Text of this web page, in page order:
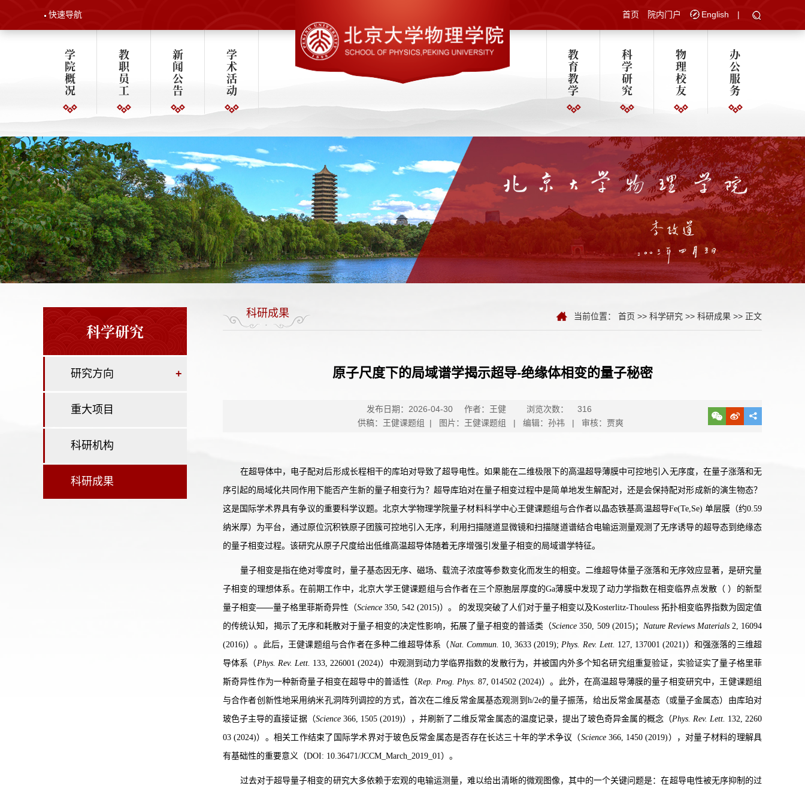
快速导航 首页 院内门户 English |
学
院
概
况
教
职
员
工
新
闻
公
告
学
术
活
动
教
育
教
学
科
学
研
究
物
理
校
友
办
公
服
务
科学研究
研究方向 +
重大项目
科研机构
科研成果
科研成果 当前位置： 首页 >> 科学研究 >> 科研成果 >> 正文
原子尺度下的局域谱学揭示超导-绝缘体相变的量子秘密
发布日期：2026-04-30 作者：王健 浏览次数：
316
供稿：王健课题组 | 图片：王健课题组 | 编辑：孙祎 | 审核：贾爽
在超导体中，电子配对后形成长程相干的库珀对导致了超导电性。如果能在二维极限下的高温超导薄膜中可控地引入无序度，在量子涨落和无
序引起的局域化共同作用下能否产生新的量子相变行为？超导库珀对在量子相变过程中是简单地发生解配对，还是会保持配对形成新的演生物态？
这是国际学术界具有争议的重要科学议题。北京大学物理学院量子材料科学中心王健课题组与合作者以晶态铁基高温超导Fe(Te,Se) 单层膜（约0.59
纳米厚）为平台，通过原位沉积铁原子团簇可控地引入无序，利用扫描隧道显微镜和扫描隧道谱结合电输运测量观测了无序诱导的超导态到绝缘态
的量子相变过程。该研究从原子尺度给出低维高温超导体随着无序增强引发量子相变的局域谱学特征。
量子相变是指在绝对零度时，量子基态因无序、磁场、载流子浓度等参数变化而发生的相变。二维超导体量子涨落和无序效应显著，是研究量
子相变的理想体系。在前期工作中，北京大学王健课题组与合作者在三个原胞层厚度的Ga薄膜中发现了动力学指数在相变临界点发散（ ）的新型
量子相变——量子格里菲斯奇异性（Science 350, 542 (2015)）。 的发现突破了人们对于量子相变以及Kosterlitz-Thouless 拓扑相变临界指数为固定值
的传统认知，揭示了无序和耗散对于量子相变的决定性影响，拓展了量子相变的普适类（Science 350, 509 (2015)； Nature Reviews Materials 2, 16094
(2016)）。此后，王健课题组与合作者在多种二维超导体系（Nat. Commun. 10, 3633 (2019);Phys. Rev. Lett. 127, 137001 (2021)）和强涨落的三维超
导体系（Phys. Rev. Lett. 133, 226001 (2024)）中观测到动力学临界指数的发散行为，并被国内外多个知名研究组重复验证，实验证实了量子格里菲
斯奇异性作为一种新奇量子相变在超导中的普适性（Rep. Prog. Phys. 87, 014502 (2024)）。此外，在高温超导薄膜的量子相变研究中，王健课题组
与合作者创新性地采用纳米孔洞阵列调控的方式，首次在二维反常金属基态观测到h/2e的量子振荡，给出反常金属基态（或量子金属态）由库珀对
玻色子主导的直接证据（Science366, 1505 (2019)），并刷新了二维反常金属态的温度记录，提出了玻色奇异金属的概念（Phys. Rev. Lett. 132, 2260
03 (2024)）。相关工作结束了国际学术界对于玻色反常金属态是否存在长达三十年的学术争议（Science 366, 1450 (2019)），对量子材料的理解具
有基础性的重要意义（DOI: 10.36471/JCCM_March_2019_01）。
过去对于超导量子相变的研究大多依赖于宏观的电输运测量，难以给出清晰的微观图像，其中的一个关键问题是：在超导电性被无序抑制的过